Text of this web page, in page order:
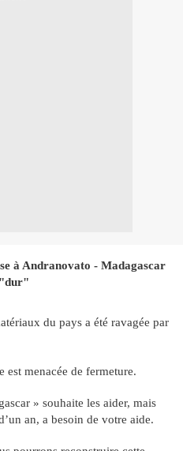
à Andranovato - Madagascar
du pays a été ravagée par
est menacée de fermeture.
» souhaite les aider, mais
an, a besoin de votre aide.